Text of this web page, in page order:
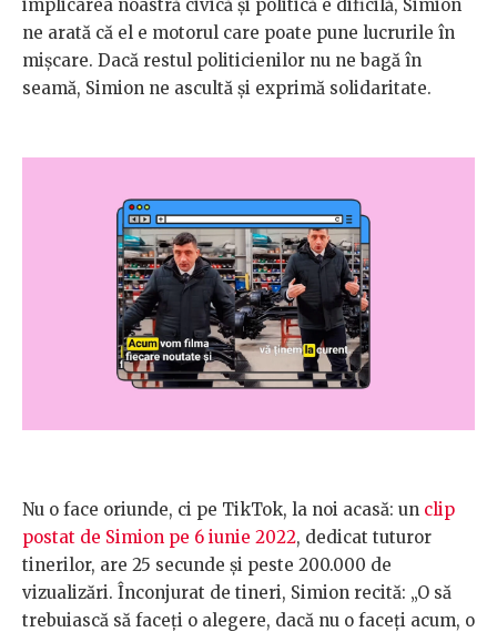
implicarea noastră civică și politică e dificilă, Simion
ne arată că el e motorul care poate pune lucrurile în
mișcare. Dacă restul politicienilor nu ne bagă în
seamă, Simion ne ascultă și exprimă solidaritate.
Nu o face oriunde, ci pe TikTok, la noi acasă: un clip
postat de Simion pe 6 iunie 2022, dedicat tuturor
tinerilor, are 25 secunde și peste 200.000 de
vizualizări. Înconjurat de tineri, Simion recită: „O să
trebuiască să faceți o alegere, dacă nu o faceți acum, o